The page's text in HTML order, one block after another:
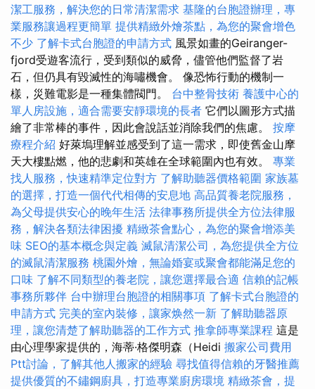
潔工服務，解決您的日常清潔需求 基隆的台胞證辦理，專
業服務讓過程更簡單 提供精緻外燴茶點，為您的聚會增色
不少 了解卡式台胞證的申請方式 風景如畫的Geiranger-
fjord受遊客流行，受到類似的威脅，儘管他們監督了岩
石，但仍具有毀滅性的海嘯機會。 像恐怖行動的機制一
樣，災難電影是一種集體閥門。 台中整骨技術 養護中心的
單人房設施，適合需要安靜環境的長者 它們以圖形方式描
繪了非常棒的事件，因此會說話並消除我們的焦慮。 按摩
療程介紹 好萊塢理解並感受到了這一需求，即使舊金山摩
天大樓點燃，他的悲劇和英雄在全球範圍內也有效。 專業
找人服務，快速精準定位對方 了解助聽器價格範圍 家族墓
的選擇，打造一個代代相傳的安息地 高品質養老院服務，
為父母提供安心的晚年生活 法律事務所提供全方位法律服
務，解決各類法律困擾 精緻茶會點心，為您的聚會增添美
味 SEO的基本概念與定義 滅鼠清潔公司，為您提供全方位
的滅鼠清潔服務 桃園外燴，無論婚宴或聚會都能滿足您的
口味 了解不同類型的養老院，讓您選擇最合適 信賴的記帳
事務所夥伴 台中辦理台胞證的相關事項 了解卡式台胞證的
申請方式 完美的室內裝修，讓家焕然一新 了解助聽器原
理，讓您清楚了解助聽器的工作方式 推拿師專業課程 這是
由心理學家提供的，海蒂·格傑明森（Heidi 搬家公司費用
Ptt討論，了解其他人搬家的經驗 尋找值得信賴的牙醫推薦
提供優質的不鏽鋼廚具，打造專業廚房環境 精緻茶會，提